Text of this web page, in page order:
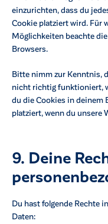
einzurichten, dass du
Cookie platziert wird. Für
Möglichkeiten beachte
Browsers.
Bitte nimm zur Kenntnis,
nicht richtig funktioniert,
du die Cookies in deinem
platziert, wenn du unsere
9. Deine
Du hast folgende Rechte
Daten: